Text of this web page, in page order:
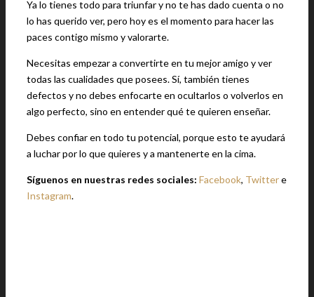
Ya lo tienes todo para triunfar y no te has dado cuenta o no
lo has querido ver, pero hoy es el momento para hacer las
paces contigo mismo y valorarte.
Necesitas empezar a convertirte en tu mejor amigo y ver
todas las cualidades que posees. Sí, también tienes
defectos y no debes enfocarte en ocultarlos o volverlos en
algo perfecto, sino en entender qué te quieren enseñar.
Debes confiar en todo tu potencial, porque esto te ayudará
a luchar por lo que quieres y a mantenerte en la cima.
Síguenos en nuestras redes sociales: Facebook, Twittere
Instagram.